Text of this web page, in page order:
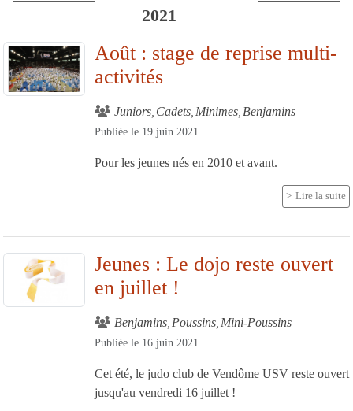
2021
Août : stage de reprise multi-
activités
Juniors Cadets Minimes Benjamins
Publiée le 19 juin 2021
Pour les jeunes nés en 2010 et avant.
Lire la suite
Jeunes : Le dojo reste ouvert
en juillet !
Benjamins Poussins Mini-Poussins
Publiée le 16 juin 2021
Cet été, le judo club de Vendôme USV reste ouvert
jusqu'au vendredi 16 juillet !